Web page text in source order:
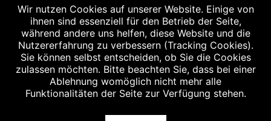
Es spielten : Wolf, Kovacec, Staudinger, Zapf, Vornehm, Mühlbauer F.,
Mühlbauer T., Gaube, Würdinger, Stadler, Barton, Rümmelein
Wir nutzen Cookies auf unserer Website. Einige von
ihnen sind essenziell für den Betrieb der Seite,
während andere uns helfen, diese Website und die
Nutzererfahrung zu verbessern (Tracking Cookies).
Sie können selbst entscheiden, ob Sie die Cookies
zulassen möchten. Bitte beachten Sie, dass bei einer
Ablehnung womöglich nicht mehr alle
Funktionalitäten der Seite zur Verfügung stehen.